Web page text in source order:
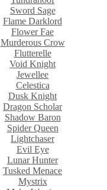
Sword Sage
Flame Darklord
Flower Fae
Murderous Crow
Flutterelle
Void Knight
Jewellee
Celestica
Dusk Knight
Dragon Scholar
Shadow Baron
Spider Queen
Lightchaser
Evil Eye
Lunar Hunter
Tusked Menace
Mystrix